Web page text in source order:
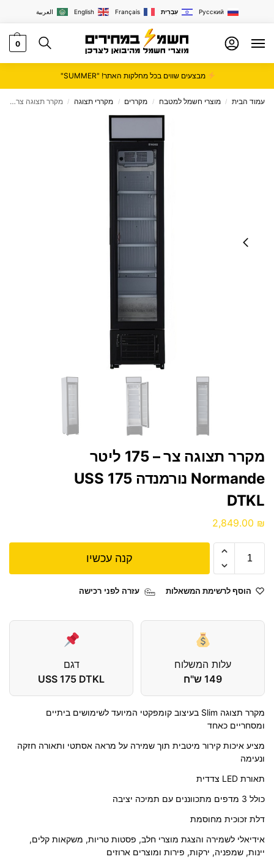
العربية English Français עִבְרִית Русский
0
מבצעים שווים בכל מחלקות האתר! "SUMMER"
עמוד הבית / מוצרי חשמל למטבח / מקררים / מקררי תצוגה / מקרר תצוגה צר – 175 ליטר Normande נורמנדה USS 175 DTKL
מקרר תצוגה צר – 175 ליטר
Normande נורמנדה USS 175
DTKL
2,849.00 ₪
קנה עכשיו
הוסף לרשימת המשאלות עזרה לפני רכישה
עלות המשלוח
149 ש"ח
דגם
USS 175 DTKL
מקרר תצוגה Slim בעיצוב קומפקטי המיועד לשימושים ביתיים
ומסחריים כאחד
מציע איכות קירור מיטבית תוך שמירה על מראה אסתטי ותאורה חזקה
ונעימה
תאורת LED צדדית
כולל 3 מדפים מתכווננים עם תמיכה יציבה
דלת זכוכית מחוסמת
אידיאלי לשמירה והצגת מוצרי חלב, פסטות טריות, משקאות קלים,
יינות, שמפניה, ירקות, פירות ומוצרים ארוזים